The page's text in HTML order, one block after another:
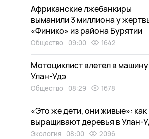
Африканские лжебанкиры
выманили 3 миллиона у
«Финико» из района Бурятии
Общество 09:00 1642
Мотоциклист влетел в
Улан-Удэ
Общество 08:29 1678
«Это же дети, они живые»: как
выращивают деревья в Улан-
Экология 08:00 2096